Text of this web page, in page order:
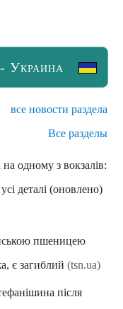
Украина
все новости раздела
Все разделы
одному з вокзалів:
деталі (оновлено)
пшеницею
є загиблий (tsn.ua)
після